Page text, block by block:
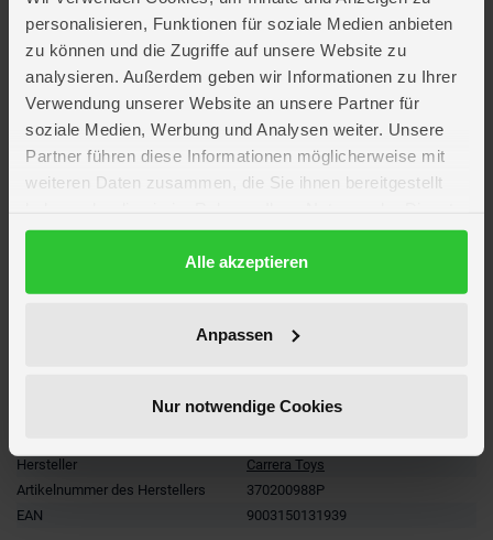
personalisieren, Funktionen für soziale Medien anbieten
zu können und die Zugriffe auf unsere Website zu
analysieren. Außerdem geben wir Informationen zu Ihrer
Verwendung unserer Website an unsere Partner für
soziale Medien, Werbung und Analysen weiter. Unsere
Partner führen diese Informationen möglicherweise mit
weiteren Daten zusammen, die Sie ihnen bereitgestellt
gesammelt haben.
DatenschutzerklärungAlle akzeptieren
Anpassen
Nur notwendige Cookies
Batterien: 2 AAA (enthalten)
Altersempfehlung: ab 6 Jahren
Artikelmerkmale
Farbe
grün
Altersempfehlung
ab 6 Jahre
Breite ca. 43,7 cm
2 x LR03 Mignon AAA (enthalten)
Carrera RC
Hersteller
Carrera Toys
Artikelnummer des Herstellers
370200988P
EAN
9003150131939